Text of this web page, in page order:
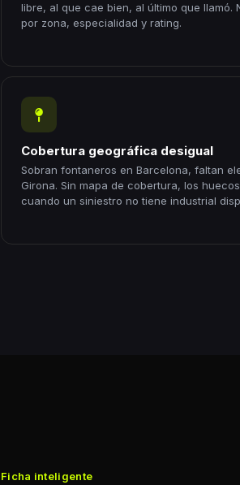
libre, al que cae bien, al último que llamó.
por zona, especialidad y rating.
Cobertura geográfica desigual
Sobran fontaneros en Barcelona, faltan
Girona. Sin mapa de cobertura, los
cuando un siniestro no tiene industrial
Ficha inteligente